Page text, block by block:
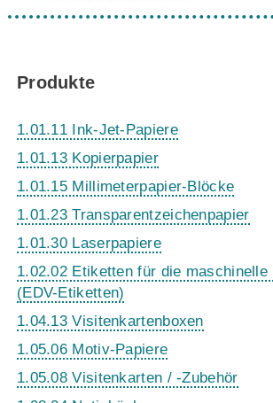
Produkte
1.01.11 Ink-Jet-Papiere
1.01.13 Kopierpapier
1.01.15 Millimeterpapier-Blöcke
1.01.23 Transparentzeichenpapier
1.01.30 Laserpapiere
1.02.02 Etiketten für die maschinelle
(EDV-Etiketten)
1.04.13 Visitenkartenboxen
1.05.06 Motiv-Papiere
1.05.08 Visitenkarten / -Zubehör